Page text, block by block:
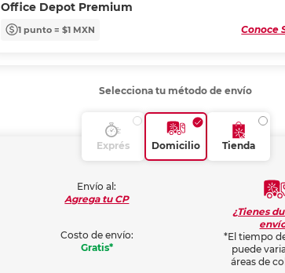
Office Depot Premium
1 punto = $1 MXN Conoce
Selecciona tu método de envío
Exprés Domicilio Tienda
Envío al:
Agrega tu CP
Costo de envío:
Gratis*
¿Tienes
*El tiempo
puede
áreas de